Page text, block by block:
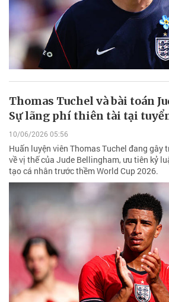
Thomas Tuchel và bài toán
Sự lãng phí thiên tài tại
10/06/2026 05:56
Huấn luyện viên Thomas Tuchel đang gây
về vị thế của Jude Bellingham, ưu tiên kỷ
tạo cá nhân trước thềm World Cup 2026.